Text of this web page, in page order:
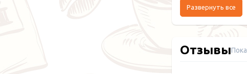
Развернуть все
Отзывы